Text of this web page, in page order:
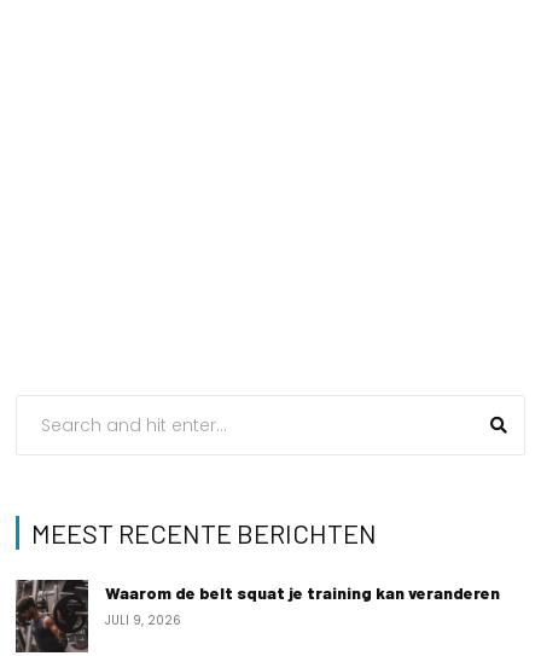
MEEST RECENTE BERICHTEN
Waarom de belt squat je training kan veranderen
JULI 9, 2026